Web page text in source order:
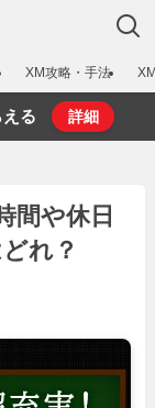
XM攻略・手法
る 詳細
間や休日
れ？